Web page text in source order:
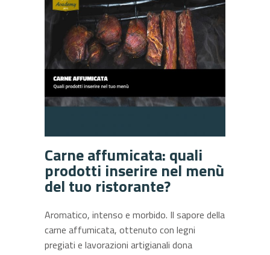
Carne affumicata: quali
prodotti inserire nel menù
del tuo ristorante?
Aromatico, intenso e morbido. Il sapore della
carne affumicata, ottenuto con legni
pregiati e lavorazioni artigianali dona